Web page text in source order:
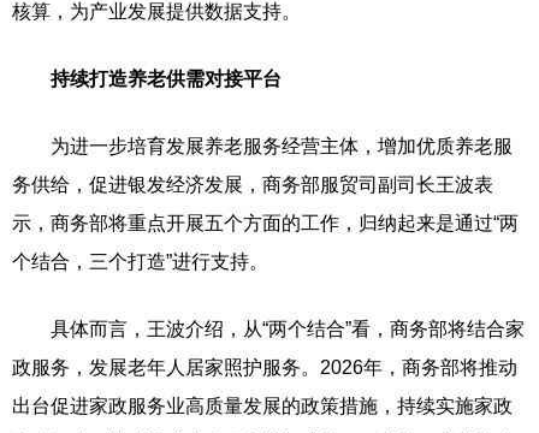
核算，为产业发展提供数据支持。
持续打造养老供需对接平台
为进一步培育发展养老服务经营主体，增加优质养老服
务供给，促进银发经济发展，商务部服贸司副司长王波表
示，商务部将重点开展五个方面的工作，归纳起来是通过“两
个结合，三个打造”进行支持。
具体而言，王波介绍，从“两个结合”看，商务部将结合家
政服务，发展老年人居家照护服务。2026年，商务部将推动
出台促进家政服务业高质量发展的政策措施，持续实施家政